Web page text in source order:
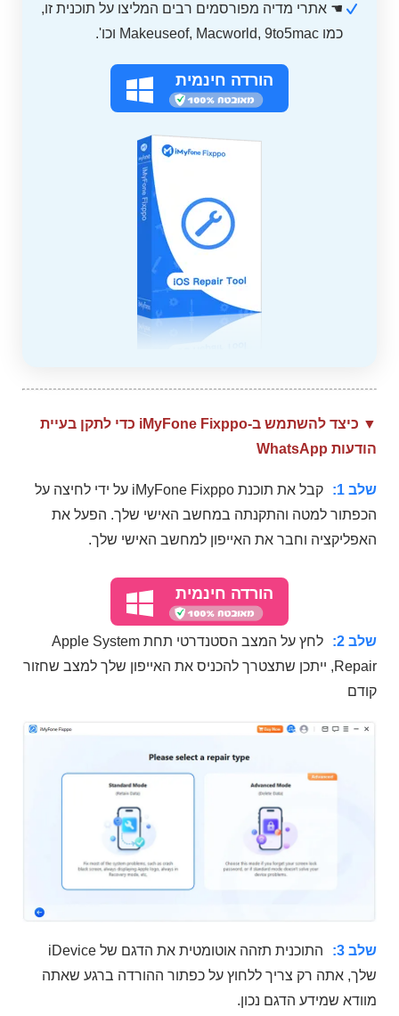
☚ אתרי מדיה מפורסמים רבים המליצו על תוכנית זו,
כמו Makeuseof, Macworld, 9to5mac וכו'.
הורדה חינמית
▼ כיצד להשתמש ב-iMyFone Fixppo כדי לתקן בעיית
הודעות WhatsApp
שלב 1:
קבל את תוכנת iMyFone Fixppo על ידי לחיצה על
הכפתור למטה והתקנתה במחשב האישי שלך. הפעל את
האפליקציה וחבר את האייפון למחשב האישי שלך.
הורדה חינמית
שלב 2:
לחץ על המצב הסטנדרטי תחת Apple System
Repair, ייתכן שתצטרך להכניס את האייפון שלך למצב שחזור
קודם
שלב 3:
התוכנית תזהה אוטומטית את הדגם של iDevice
שלך, אתה רק צריך ללחוץ על כפתור ההורדה ברגע שאתה
מוודא שמידע הדגם נכון.